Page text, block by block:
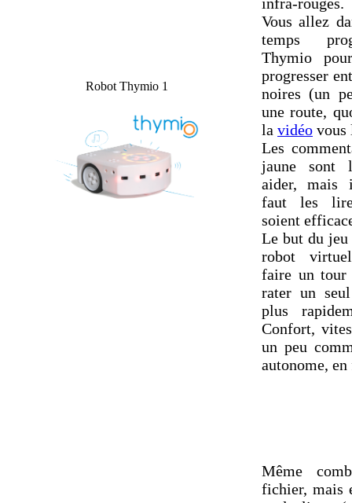
Robot Thymio 1
Vous allez
temps
Thymio
progresser
noires (un
une route,
la vidéo vous
Les
jaune sont
aider,
faut les
soient
Le but du jeu
robot
faire un tour
rater un
plus
Confort,
un peu
autonome,
Même
fichier, mais